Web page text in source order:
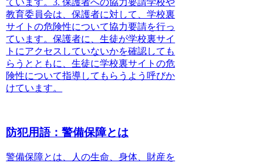
教育委員会は、保護者に対して、学校裏
サイトの危険性について協力要請を行っ
ています。保護者に、生徒が学校裏サイ
トにアクセスしていないかを確認しても
らうとともに、生徒に学校裏サイトの危
険性について指導してもらうよう呼びか
けています。
防犯用語：警備保障とは
警備保障とは、人の生命、身体、財産を